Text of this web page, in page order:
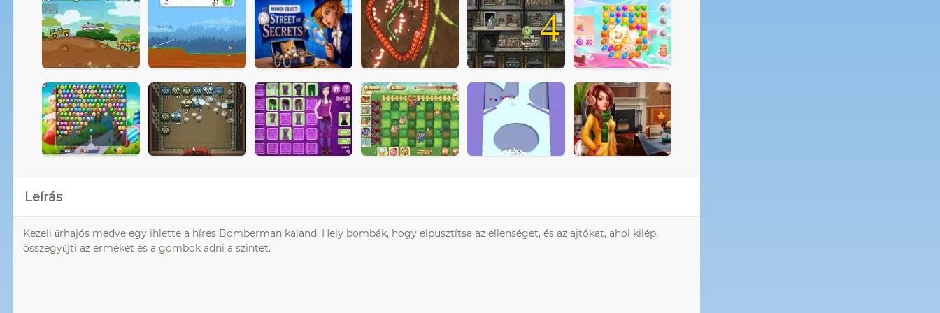
4
Leírás
Kezeli űrhajós medve egy ihlette a híres Bomberman kaland. Hely bombák, hogy elpusztítsa az ellenséget, és az ajtókat, ahol kilép,
összegyűjti az érméket és a gombok adni a szintet.